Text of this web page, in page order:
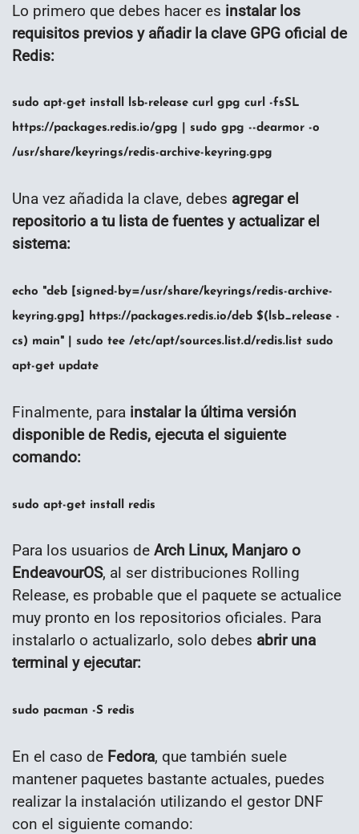
Lo primero que debes hacer es instalar los
requisitos previos y añadir la clave GPG oficial de
Redis:
sudo apt-get install lsb-release curl gpg curl -fsSL
https://packages.redis.io/gpg | sudo gpg --dearmor -o
/usr/share/keyrings/redis-archive-keyring.gpg
Una vez añadida la clave, debes agregar el
repositorio a tu lista de fuentes y actualizar el
sistema:
echo "deb [signed-by=/usr/share/keyrings/redis-archive-
keyring.gpg] https://packages.redis.io/deb $(lsb_release -
cs) main" | sudo tee /etc/apt/sources.list.d/redis.list sudo
apt-get update
Finalmente, para instalar la última versión
disponible de Redis, ejecuta el siguiente
comando:
sudo apt-get install redis
Para los usuarios de Arch Linux, Manjaro o
EndeavourOS, al ser distribuciones Rolling
Release, es probable que el paquete se actualice
muy pronto en los repositorios oficiales. Para
instalarlo o actualizarlo, solo debes abrir una
terminal y ejecutar:
sudo pacman -S redis
En el caso de Fedora, que también suele
mantener paquetes bastante actuales, puedes
realizar la instalación utilizando el gestor DNF
con el siguiente comando: